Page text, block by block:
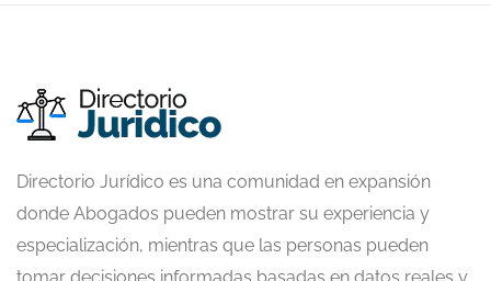
Directorio Jurídico es una comunidad en expansión
donde Abogados pueden mostrar su experiencia y
especialización, mientras que las personas pueden